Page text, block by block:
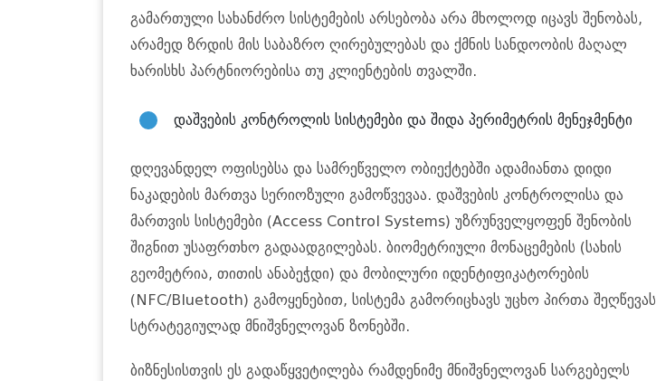
გამართული სახანძრო სისტემების არსებობა არა მხოლოდ იცავს შენობას,
არამედ ზრდის მის საბაზრო ღირებულებას და ქმნის სანდოობის მაღალ
ხარისხს პარტნიორებისა თუ კლიენტების თვალში.
დაშვების კონტროლის სისტემები და შიდა პერიმეტრის მენეჯმენტი
დღევანდელ ოფისებსა და სამრეწველო ობიექტებში ადამიანთა დიდი
ნაკადების მართვა სერიოზული გამოწვევაა. დაშვების კონტროლისა და
მართვის სისტემები (Access Control Systems) უზრუნველყოფენ შენობის
შიგნით უსაფრთხო გადაადგილებას. ბიომეტრიული მონაცემების (სახის
გეომეტრია, თითის ანაბეჭდი) და მობილური იდენტიფიკატორების
(NFC/Bluetooth) გამოყენებით, სისტემა გამორიცხავს უცხო პირთა შეღწევას
სტრატეგიულად მნიშვნელოვან ზონებში.
ბიზნესისთვის ეს გადაწყვეტილება რამდენიმე მნიშვნელოვან სარგებელს